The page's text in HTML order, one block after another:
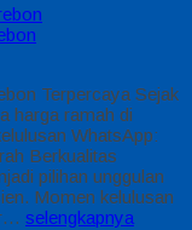
Terpercaya Sejak
harga ramah di
WhatsApp:
Berkualitas
pilihan unggulan
Momen kelulusan
selengkapnya